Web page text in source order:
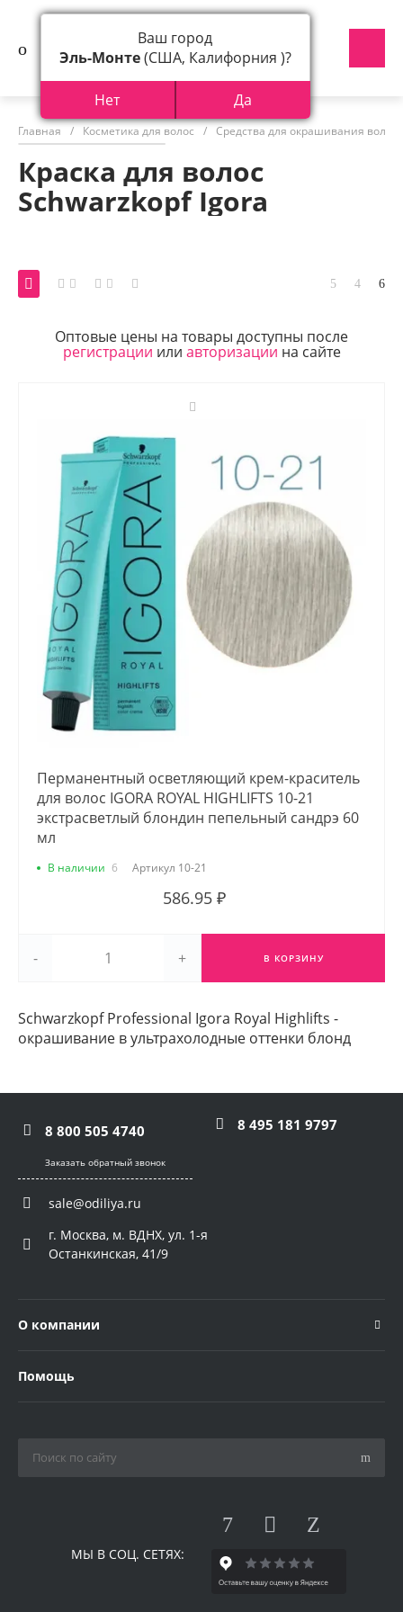
Главная / Косметика для волос / Средства для окрашивания волос
Краска для волос
Schwarzkopf Igora
Оптовые цены на товары доступны после
регистрации или авторизации на сайте
Перманентный осветляющий крем-краситель
для волос IGORA ROYAL HIGHLIFTS 10-21
экстрасветлый блондин пепельный сандрэ 60
мл
В наличии 6 Артикул 10-21
586.95 ₽
- + В КОРЗИНУ
Schwarzkopf Professional Igora Royal Highlifts -
окрашивание в ультрахолодные оттенки блонд
8 800 505 4740 8 495 181 9797
Заказать обратный звонок
sale@odiliya.ru
г. Москва, м. ВДНХ, ул. 1-я
Останкинская, 41/9
О компании
Помощь
МЫ В СОЦ. СЕТЯХ:
Ваш город
Эль-Монте(США, Калифорния )?
Нет Да